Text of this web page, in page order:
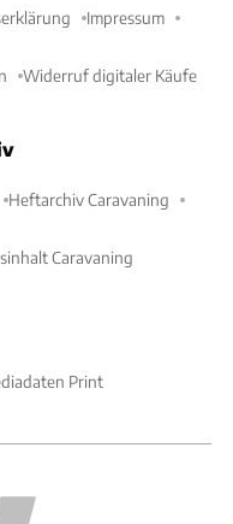
Impressum
Widerruf digitaler Käufe
Heftarchiv Caravaning
Caravaning
Print